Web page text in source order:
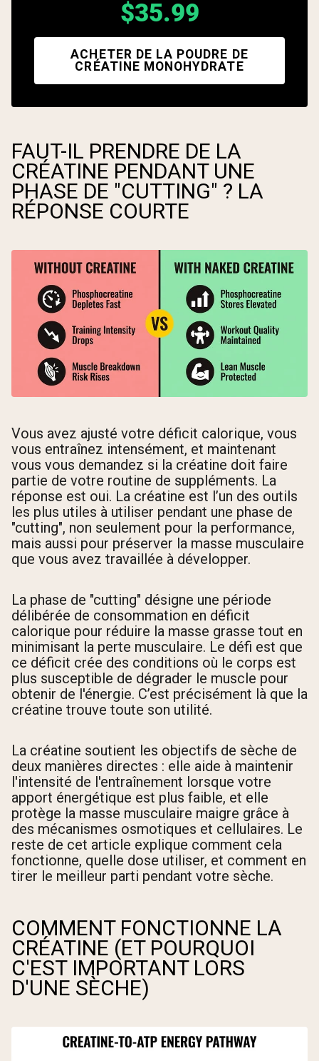
$35.99
ACHETER DE LA POUDRE DE
CRÉATINE MONOHYDRATE
FAUT-IL PRENDRE DE LA
CRÉATINE PENDANT UNE
PHASE DE "CUTTING" ? LA
RÉPONSE COURTE
Vous avez ajusté votre déficit calorique, vous
vous entraînez intensément, et maintenant
vous vous demandez si la créatine doit faire
partie de votre routine de suppléments. La
réponse est oui. La créatine est l’un des outils
les plus utiles à utiliser pendant une phase de
"cutting", non seulement pour la performance,
mais aussi pour préserver la masse musculaire
que vous avez travaillée à développer.
La phase de "cutting" désigne une période
délibérée de consommation en déficit
calorique pour réduire la masse grasse tout en
minimisant la perte musculaire. Le défi est que
ce déficit crée des conditions où le corps est
plus susceptible de dégrader le muscle pour
obtenir de l'énergie. C’est précisément là que la
créatine trouve toute son utilité.
La créatine soutient les objectifs de sèche de
deux manières directes : elle aide à maintenir
l'intensité de l'entraînement lorsque votre
apport énergétique est plus faible, et elle
protège la masse musculaire maigre grâce à
des mécanismes osmotiques et cellulaires. Le
reste de cet article explique comment cela
fonctionne, quelle dose utiliser, et comment en
tirer le meilleur parti pendant votre sèche.
COMMENT FONCTIONNE LA
CRÉATINE (ET POURQUOI
C'EST IMPORTANT LORS
D'UNE SÈCHE)